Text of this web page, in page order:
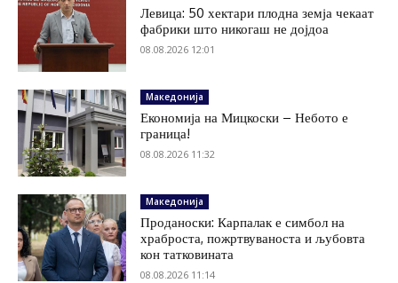
Левица: 50 хектари плодна земја чекаат
фабрики што никогаш не дојдоа
08.08.2026 12:01
Македонија
Економија на Мицкоски – Небото е
граница!
08.08.2026 11:32
Македонија
Проданоски: Карпалак е симбол на
храброста, пожртвуваноста и љубовта
кон татковината
08.08.2026 11:14